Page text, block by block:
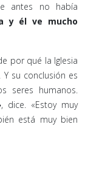
antes no había
y él ve mucho
por qué la Iglesia
su conclusión es
seres humanos.
, dice. «Estoy muy
está muy bien